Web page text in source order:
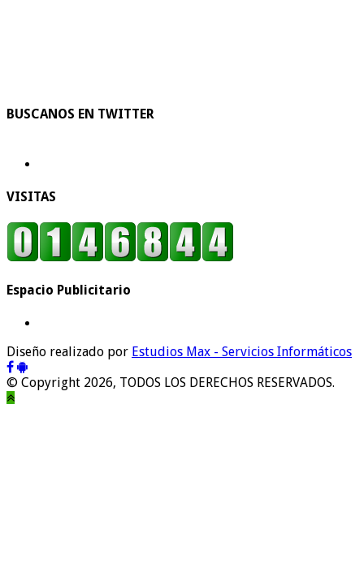
BUSCANOS EN TWITTER
VISITAS
Espacio Publicitario
Diseño realizado por Estudios Max - Servicios Informáticos
© Copyright 2026, TODOS LOS DERECHOS RESERVADOS.